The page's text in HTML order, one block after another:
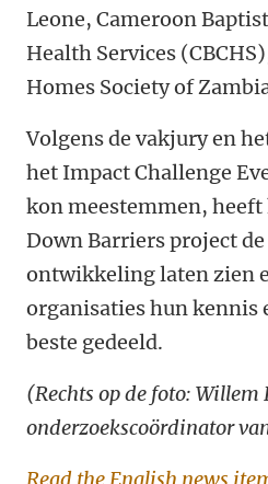
Leone, Cameroon
Health Services
Homes Society of
Volgens de vakjury en
het Impact Challenge
kon meestemmen,
Down Barriers project
ontwikkeling laten zien
organisaties hun kennis
beste gedeeld.
(Rechts op de foto: Willem
onderzoekscoördinator